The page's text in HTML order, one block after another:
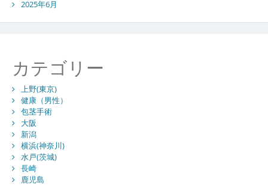
2025年6月
カテゴリー
上野(東京)
健康（男性）
包茎手術
大阪
新潟
横浜(神奈川)
水戸(茨城)
長崎
鹿児島